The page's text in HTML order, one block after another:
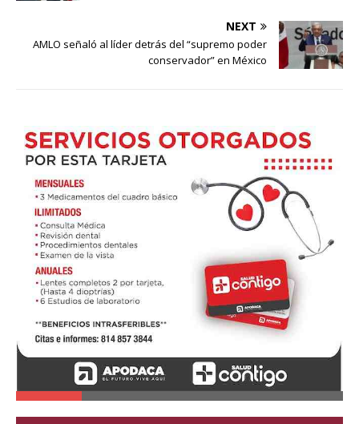
NEXT
AMLO señaló al líder detrás del “supremo poder
conservador” en México